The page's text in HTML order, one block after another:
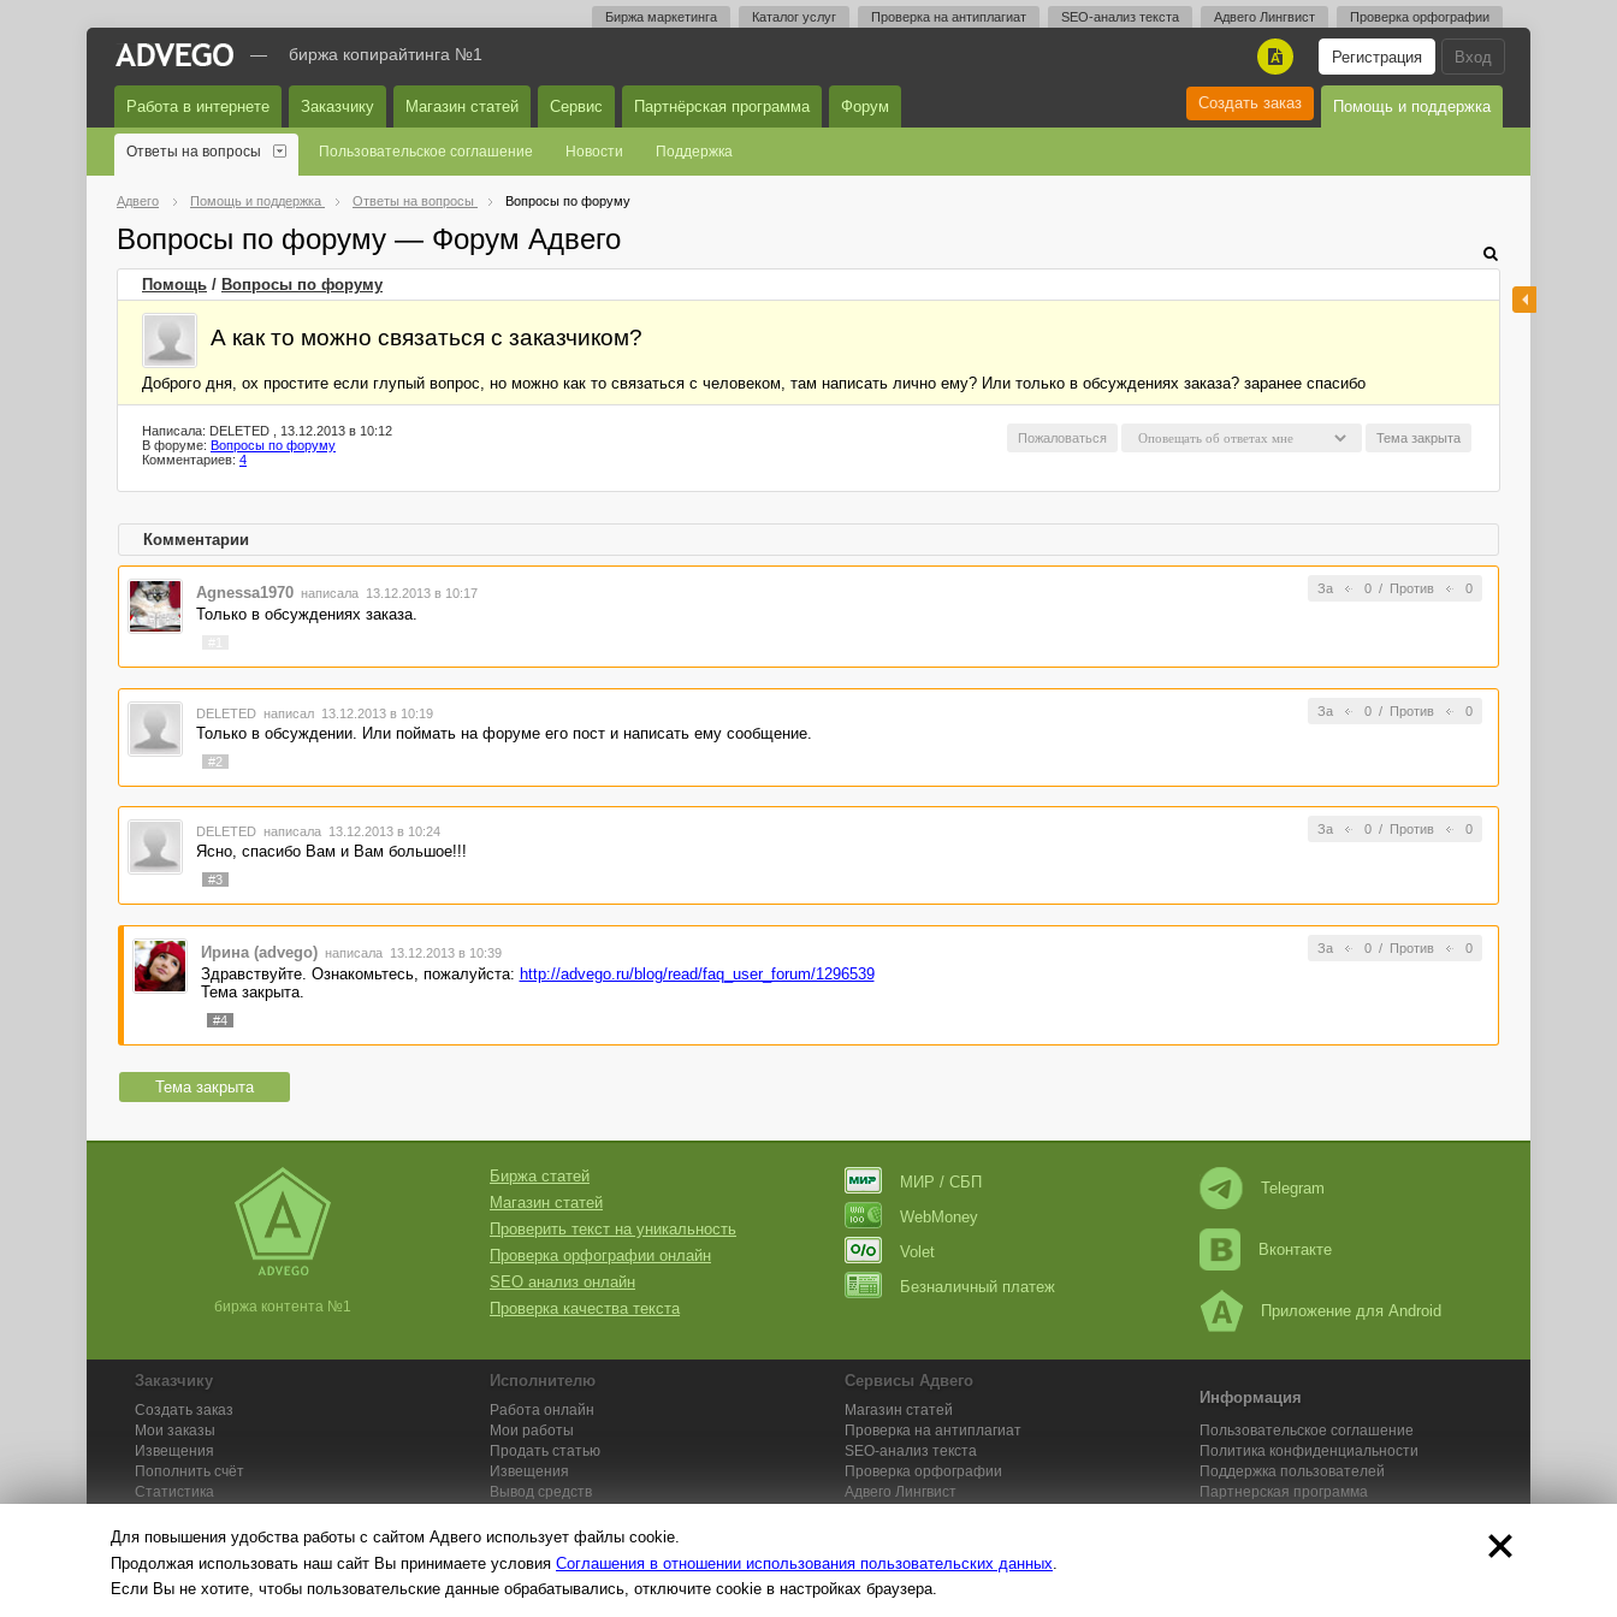
Биржа маркетинга Каталог услуг Проверка на антиплагиат SEO-анализ текста Адвего Лингвист Проверка орфографии
Вход
Регистрация
A
— биржа копирайтинга №1
Работа в интернете Заказчику Магазин статей Сервис Партнёрская программа Форум Помощь и поддержка
Создать заказ
Ответы на вопросы Пользовательское соглашение Новости Поддержка
Адвего Помощь и поддержка Ответы на вопросы Вопросы по форуму
Вопросы по форуму — Форум Адвего
Помощь / Вопросы по форуму
А как то можно связаться с заказчиком?
Доброго дня, ох простите если глупый вопрос, но можно как то связаться с человеком, там написать лично ему? Или только в обсуждениях заказа? заранее спасибо
Тема закрыта
Пожаловаться
Написала: DELETED , 13.12.2013 в 10:12
В форуме: Вопросы по форуму
Комментариев: 4
Комментарии
За 0/ Против 0
Agnessa1970 написала 13.12.2013 в 10:17
Только в обсуждениях заказа.
За 0/ Против 0
DELETED написал 13.12.2013 в 10:19
Только в обсуждении. Или поймать на форуме его пост и написать ему сообщение.
#2
За 0/ Против 0
DELETED написала 13.12.2013 в 10:24
Ясно, спасибо Вам и Вам большое!!!
#3
За 0/ Против 0
Ирина (advego) написала 13.12.2013 в 10:39
Здравствуйте. Ознакомьтесь, пожалуйста: http://advego.ru/blog/read/faq_user_forum/1296539
Тема закрыта.
#4
Тема закрыта
биржа контента №1
Биржа статей
Магазин статей
Проверить текст на уникальность
Проверка орфографии онлайн
SEO анализ онлайн
Проверка качества текста
МИР / СБП
WebMoney
Volet
Безналичный платеж
Telegram
Вконтакте
Приложение для Android
Заказчику
Создать заказ
Мои заказы
Извещения
Пополнить счёт
Статистика
Исполнителю
Работа онлайн
Мои работы
Продать статью
Извещения
Вывод средств
Сервисы Адвего
Магазин статей
Проверка на антиплагиат
SEO-анализ текста
Проверка орфографии
Адвего Лингвист
Информация
Пользовательское соглашение
Политика конфиденциальности
Поддержка пользователей
Партнерская программа
© Адвего — биржа контента №1. Копирайтинг, рерайтинг, переводы,работа на дому
Для повышения удобства работы с сайтом Адвего использует файлы cookie.
Продолжая использовать наш сайт Вы принимаете условия Соглашения в отношении использования пользовательских данных
Если Вы не хотите, чтобы пользовательские данные обрабатывались, отключите cookie в настройках браузера.